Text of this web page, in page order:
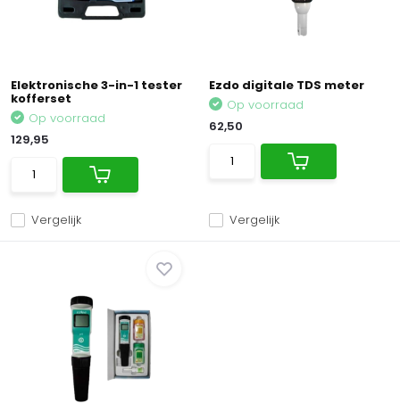
Elektronische 3-in-1 tester
kofferset
Vergelijk
Op voorraad
129,95
Ezdo digitale TDS meter
Vergelijk
Op voorraad
62,50